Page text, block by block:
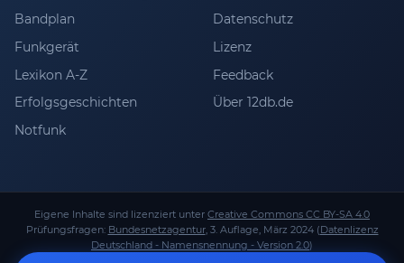
Bandplan
Funkgerät
Lexikon A-Z
Erfolgsgeschichten
Notfunk
Datenschutz
Lizenz
Feedback
Über 12db.de
Eigene Inhalte sind lizenziert unter Creative Commons CC BY-SA 4.0
Prüfungsfragen: Bundesnetzagentur, 3. Auflage, März 2024 (Datenlizenz
Deutschland - Namensnennung - Version 2.0)